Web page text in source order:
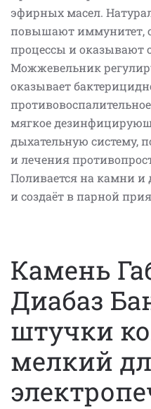
эфирных масел.
повышают иммунитет,
процессы и оказывают
Можжевельник
оказывает
мягкое
дыхательную систему,
и лечения
Поливается на камни и
и создаёт в парной
Камень
Диабаз
штучки
мелкий